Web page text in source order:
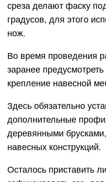
среза делают фаску
градусов, для этого
нож.
Во время проведения
заранее
крепление навесной
Здесь обязательно
дополнительные
деревянными
навесных конструкций.
Осталось приставить